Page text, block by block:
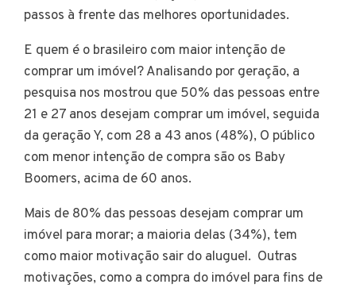
passos à frente das melhores oportunidades.
E quem é o brasileiro com maior intenção de
comprar um imóvel? Analisando por geração, a
pesquisa nos mostrou que 50% das pessoas entre
21 e 27 anos desejam comprar um imóvel, seguida
da geração Y, com 28 a 43 anos (48%), O público
com menor intenção de compra são os Baby
Boomers, acima de 60 anos.
Mais de 80% das pessoas desejam comprar um
imóvel para morar; a maioria delas (34%), tem
como maior motivação sair do aluguel. Outras
motivações, como a compra do imóvel para fins de